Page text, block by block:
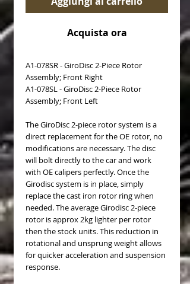
Acquista ora
A1-078SR - GiroDisc 2-Piece Rotor
Assembly; Front Right
A1-078SL - GiroDisc 2-Piece Rotor
Assembly; Front Left
The GiroDisc 2-piece rotor system is a
direct replacement for the OE rotor, no
modifications are necessary. The disc
will bolt directly to the car and work
with OE calipers perfectly. Once the
Girodisc system is in place, simply
replace the cast iron rotor ring when
needed. The average Girodisc 2-piece
rotor is approx 2kg lighter per rotor
then the stock units. This reduction in
rotational and unsprung weight allows
for quicker acceleration and suspension
response.